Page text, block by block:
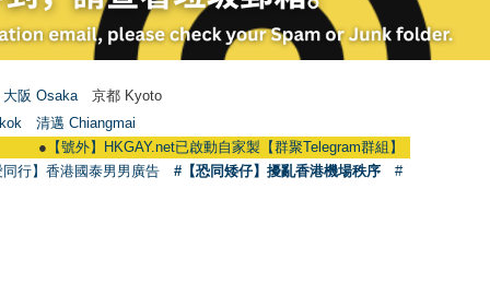
大阪 Osaka 京都 Kyoto
清邁 Chiangmai
【號外】HKGAY.net已啟動自家製【群聚Telegram群組】 HKGAY.net
同行】香港國泰男男廣告 #【恐同矮仔】擾亂香港機場秩序
#